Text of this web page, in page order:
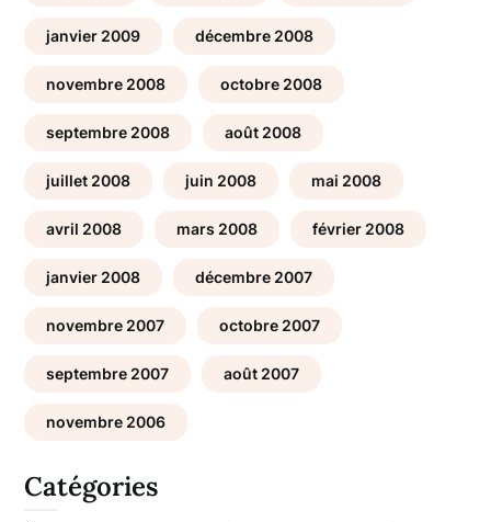
janvier 2009 décembre 2008
novembre 2008 octobre 2008
septembre 2008 août 2008
juillet 2008 juin 2008 mai 2008
avril 2008 mars 2008 février 2008
janvier 2008 décembre 2007
novembre 2007 octobre 2007
septembre 2007 août 2007
novembre 2006
Catégories